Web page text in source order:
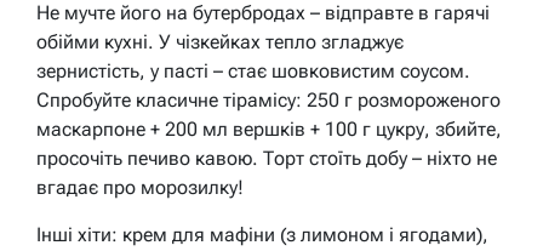
Не мучте його на бутербродах – відправте в гарячі
обійми кухні. У чізкейках тепло згладжує
зернистість, у пасті – стає шовковистим соусом.
Спробуйте класичне тірамісу: 250 г розмороженого
маскарпоне + 200 мл вершків + 100 г цукру, збийте,
просочіть печиво кавою. Торт стоїть добу – ніхто не
вгадає про морозилку!
Інші хіти: крем для мафіни (з лимоном і ягодами),